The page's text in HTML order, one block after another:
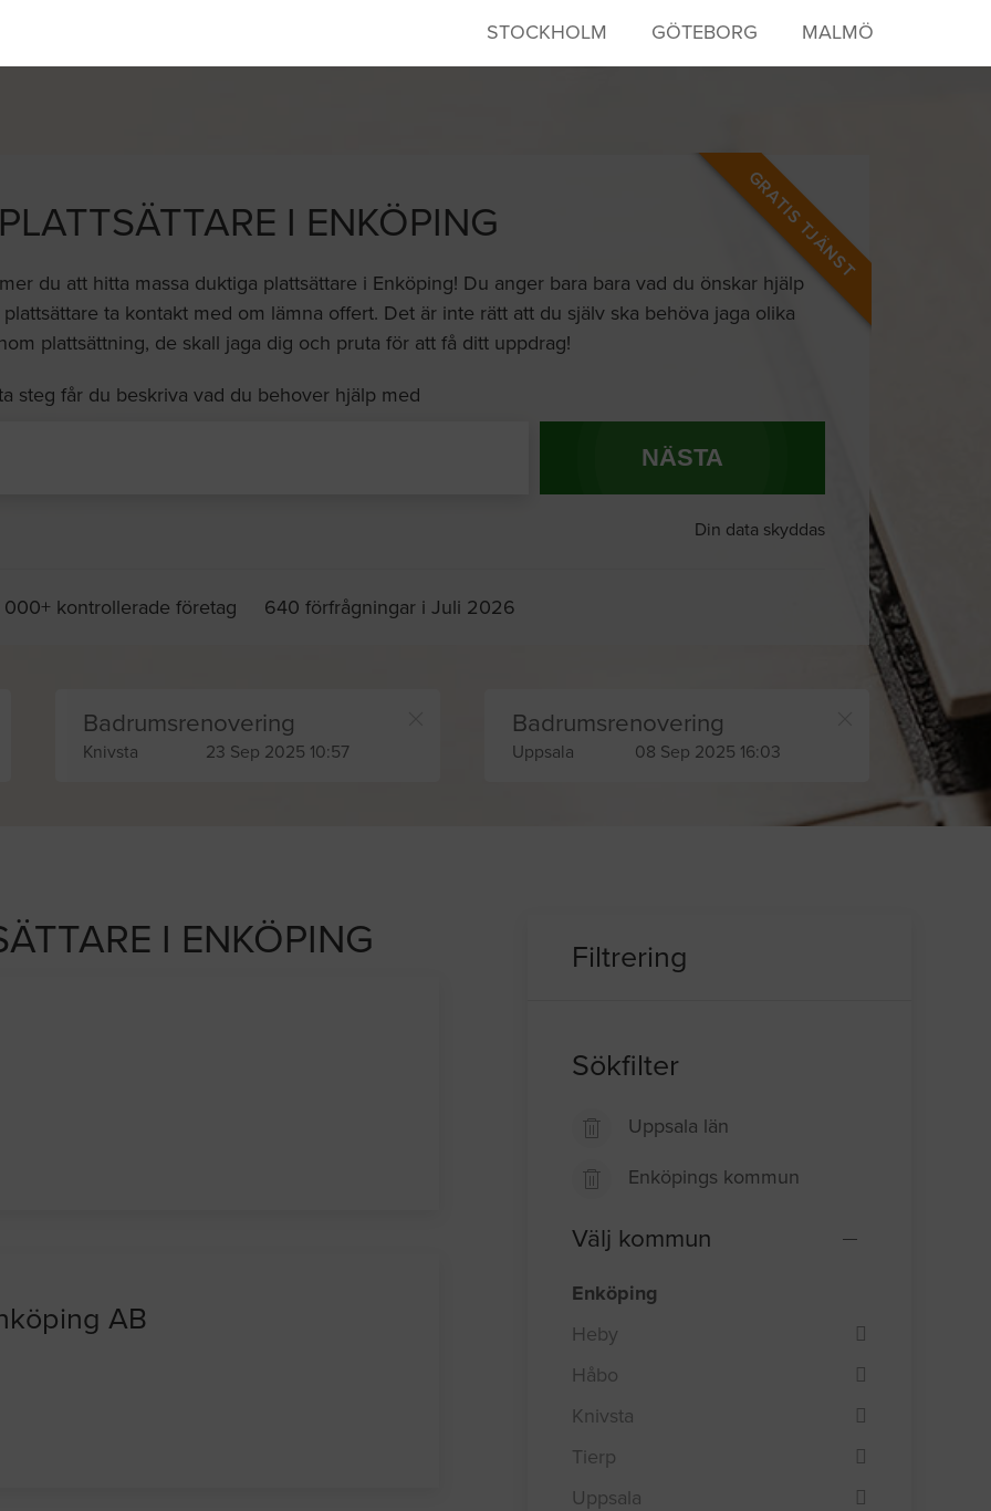
STOCKHOLM GÖTEBORG MALMÖ
GRATIS TJÄNST
I ENKÖPING
du att hitta massa duktiga plattsättare i Enköping! Du anger bara bara vad du önskar hjälp
ta kontakt med om lämna offert. Det är inte rätt att du själv ska behöva jaga olika
plattsättning, de skall jaga dig och pruta för att få ditt uppdrag!
steg får du beskriva vad du behover hjälp med
NÄSTA
Din data skyddas
000+ kontrollerade företag 640 förfrågningar i Juli 2026
Badrumsrenovering
Knivsta 23 Sep 2025 10:57
Badrumsrenovering
Uppsala 08 Sep 2025 16:03
I ENKÖPING
AB
Filtrering
Sökfilter
Uppsala län
Enköpings kommun
Välj kommun
Enköping
Heby
Håbo
Knivsta
Tierp
Uppsala